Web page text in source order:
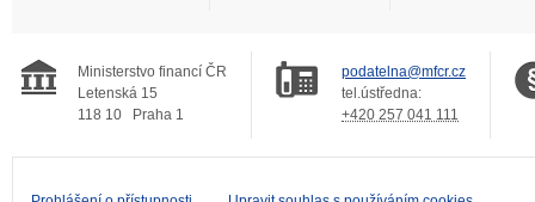
Ministerstvo financí ČR
Letenská 15
118 10
Praha 1
podatelna@mfcr.cz
tel.ústředna:
+420 257 041 111